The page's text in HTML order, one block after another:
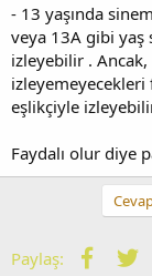
- 13 yaşında
veya 13A gibi yaş
izleyebilir . Ancak,
eşlikçiyle
Faydalı olur diye
Paylaş: